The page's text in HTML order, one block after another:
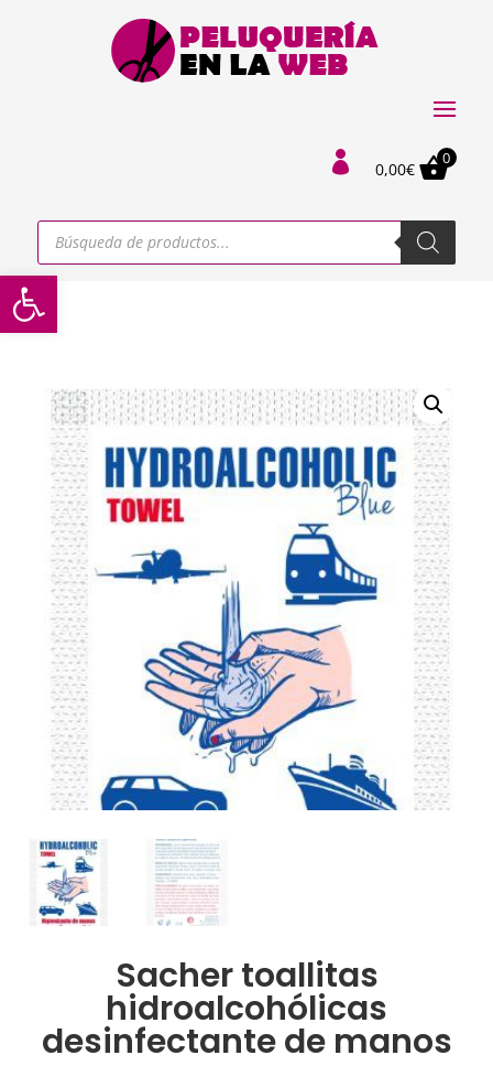
Abrir barra de herramientas
 0,00€
0
Búsqueda
productos
Sacher toallitas
hidroalcohólicas
desinfectante de manos